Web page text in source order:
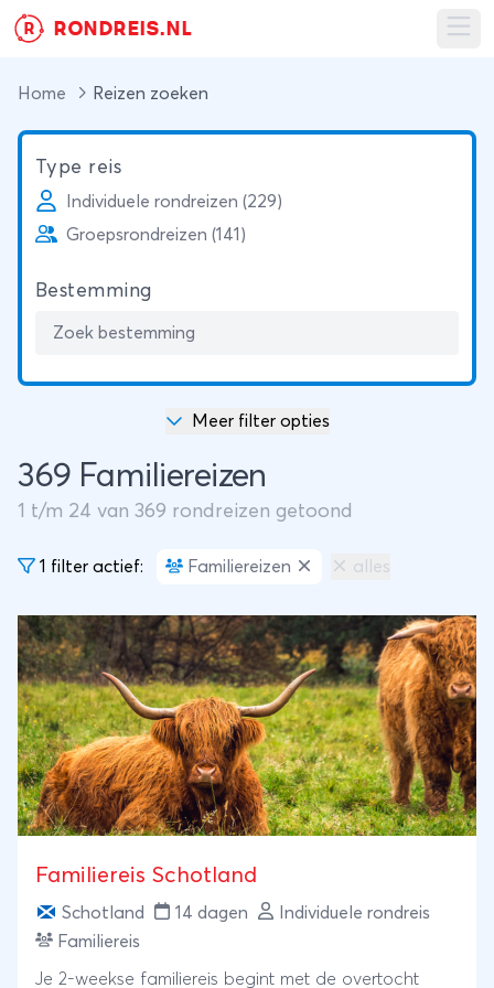
R RONDREIS.NL
Home Reizen zoeken
Type reis
Individuele rondreizen (229)
Groepsrondreizen (141)
Bestemming
Meer filter opties
369 Familiereizen
1 t/m 24 van 369 rondreizen getoond
1 filter actief: Familiereizen alles
Familiereis Schotland
Schotland 14 dagen
Individuele rondreis
Familiereis
Je 2-weekse familiereis begint met de overtocht